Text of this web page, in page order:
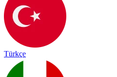
Türkçe